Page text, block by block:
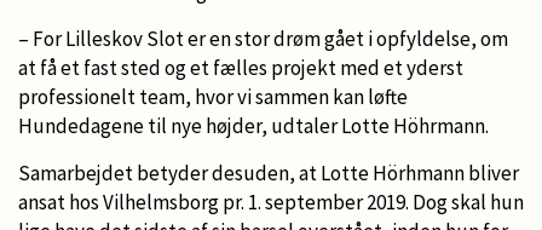
– For Lilleskov Slot er en stor drøm gået i opfyldelse, om
at få et fast sted og et fælles projekt med et yderst
professionelt team, hvor vi sammen kan løfte
Hundedagene til nye højder, udtaler Lotte Höhrmann.
Samarbejdet betyder desuden, at Lotte Hörhmann bliver
ansat hos Vilhelmsborg pr. 1. september 2019. Dog skal hun